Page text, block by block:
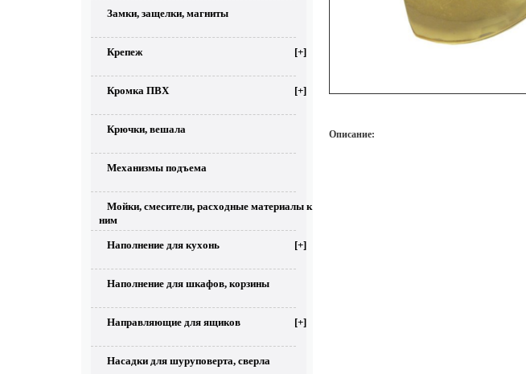
Замки, защелки, магниты
Крепеж [+]
Кромка ПВХ [+]
Крючки, вешала
Механизмы подъема
Мойки, смесители, расходные материалы к
ним
Наполнение для кухонь [+]
Наполнение для шкафов, корзины
Направляющие для ящиков [+]
Насадки для шуруповерта, сверла
Описание: